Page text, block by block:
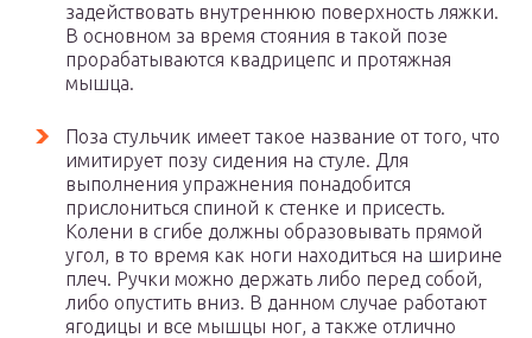
задействовать внутреннюю поверхность ляжки.
В основном за время стояния в такой позе
прорабатываются квадрицепс и протяжная
мышца.
Поза стульчик имеет такое название от того, что
имитирует позу сидения на стуле. Для
выполнения упражнения понадобится
прислониться спиной к стенке и присесть.
Колени в сгибе должны образовывать прямой
угол, в то время как ноги находиться на ширине
плеч. Ручки можно держать либо перед собой,
либо опустить вниз. В данном случае работают
ягодицы и все мышцы ног, а также отлично